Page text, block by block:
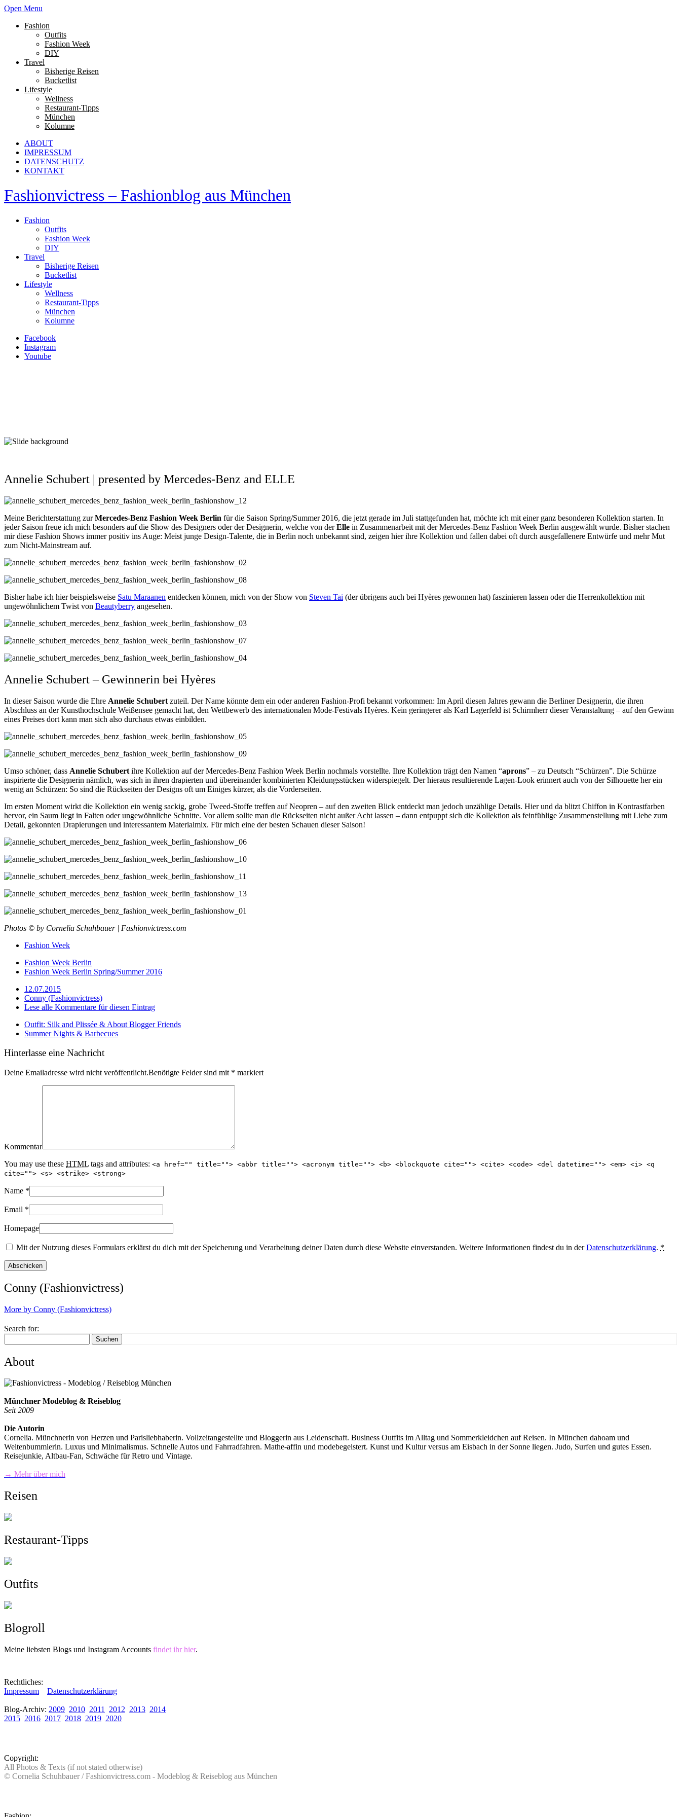
Open Menu
Fashion
Outfits
Fashion Week
DIY
Travel
Bisherige Reisen
Bucketlist
Lifestyle
Wellness
Restaurant-Tipps
München
Kolumne
ABOUT
IMPRESSUM
DATENSCHUTZ
KONTAKT
Fashionvictress – Fashionblog aus München
Fashion
Outfits
Fashion Week
DIY
Travel
Bisherige Reisen
Bucketlist
Lifestyle
Wellness
Restaurant-Tipps
München
Kolumne
Facebook
Instagram
Youtube
Annelie Schubert | presented by Mercedes-Benz and ELLE
Meine Berichterstattung zurMercedes-Benz Fashion Week Berlin für die Saison Spring/Summer 2016, die jetzt gerade im Juli stattgefunden hat, möchte ich mit einer ganz besonderen Kollektion starten. In
jeder Saison freue ich mich besonders auf die Show des Designers oder der Designerin, welche von derElle in Zusammenarbeit mit der Mercedes-Benz Fashion Week Berlin ausgewählt wurde. Bisher stachen
mir diese Fashion Shows immer positiv ins Auge: Meist junge Design-Talente, die in Berlin noch unbekannt sind, zeigen hier ihre Kollektion und fallen dabei oft durch ausgefallenere Entwürfe und mehr Mut
zum Nicht-Mainstream auf.
Bisher habe ich hier beispielsweise Satu Maraanen entdecken können, mich von der Show von Steven Tai (der übrigens auch bei Hyères gewonnen hat) faszinieren lassen oder die Herrenkollektion mit
ungewöhnlichem Twist von Beautyberry angesehen.
Annelie Schubert – Gewinnerin bei Hyères
In dieser Saison wurde die Ehre Annelie Schubert zuteil. Der Name könnte dem ein oder anderen Fashion-Profi bekannt vorkommen: Im April diesen Jahres gewann die Berliner Designerin, die ihren
Abschluss an der Kunsthochschule Weißensee gemacht hat, den Wettbewerb des internationalen Mode-Festivals Hyères. Kein geringerer als Karl Lagerfeld ist Schirmherr dieser Veranstaltung – auf den Gewinn
eines Preises dort kann man sich also durchaus etwas einbilden.
Umso schöner, dass Annelie Schubert ihre Kollektion auf der Mercedes-Benz Fashion Week Berlin nochmals vorstellte. Ihre Kollektion trägt den Namen “aprons” – zu Deutsch “Schürzen”. Die Schürze
inspirierte die Designerin nämlich, was sich in ihren drapierten und übereinander kombinierten Kleidungsstücken widerspiegelt. Der hieraus resultierende Lagen-Look erinnert auch von der Silhouette her ein
wenig an Schürzen: So sind die Rückseiten der Designs oft um Einiges kürzer, als die Vorderseiten.
Im ersten Moment wirkt die Kollektion ein wenig sackig, grobe Tweed-Stoffe treffen auf Neopren – auf den zweiten Blick entdeckt man jedoch unzählige Details. Hier und da blitzt Chiffon in Kontrastfarben
hervor, ein Saum liegt in Falten oder ungewöhnliche Schnitte. Vor allem sollte man die Rückseiten nicht außer Acht lassen – dann entpuppt sich die Kollektion als feinfühlige Zusammenstellung mit Liebe zum
Detail, gekonnten Drapierungen und interessantem Materialmix. Für mich eine der besten Schauen dieser Saison!
Photos © by Cornelia Schuhbauer | Fashionvictress.com
Fashion Week
Fashion Week Berlin
Fashion Week Berlin Spring/Summer 2016
12.07.2015
Conny (Fashionvictress)
Lese alle Kommentare für diesen Eintrag
Outfit: Silk and Plissée & About Blogger Friends
Summer Nights & Barbecues
Hinterlasse eine Nachricht
Deine Emailadresse wird nicht veröffentlicht.Benötigte Felder sind mit * markiert
Kommentar
You may use these HTML tags and attributes: <a href="" title=""> <abbr title=""> <acronym title=""> <b> <blockquote cite=""> <cite> <code> <del datetime=""> <em> <i> <q
cite=""> <s> <strike> <strong>
Name *
Email *
Homepage
Mit der Nutzung dieses Formulars erklärst du dich mit der Speicherung und Verarbeitung deiner Daten durch diese Website einverstanden. Weitere Informationen findest du in derDatenschutzerklärung. *
Conny (Fashionvictress)
More by Conny (Fashionvictress)
Search for:
Suchen
About
Münchner Modeblog & Reiseblog
Seit 2009
Die Autorin
Cornelia. Münchnerin von Herzen und Parisliebhaberin. Vollzeitangestellte und Bloggerin aus Leidenschaft. Business Outfits im Alltag und Sommerkleidchen auf Reisen. In München dahoam und
Weltenbummlerin. Luxus und Minimalismus. Schnelle Autos und Fahrradfahren. Mathe-affin und modebegeistert. Kunst und Kultur versus am Eisbach in der Sonne liegen. Judo, Surfen und gutes Essen.
Reisejunkie, Altbau-Fan, Schwäche für Retro und Vintage.
→ Mehr über mich
Reisen
Restaurant-Tipps
Outfits
Blogroll
Meine liebsten Blogs und Instagram Accounts findet ihr hier.
Rechtliches:
Impressum
Datenschutzerklärung
Blog-Archiv: 2009 2010 2011 2012 2013 2014
2015 2016 2017 2018 2019 2020
Copyright:
All Photos & Texts (if not stated otherwise)
© Cornelia Schuhbauer / Fashionvictress.com - Modeblog & Reiseblog aus München